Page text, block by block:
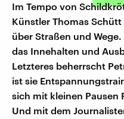
Im Tempo von
Künstler Thomas
über Straßen und
das Innehalten und
Letzteres beherrscht
ist sie
sich mit kleinen Pausen
Und mit dem